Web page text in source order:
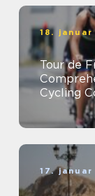
18. januar
Tour de
Cycling
17. januar